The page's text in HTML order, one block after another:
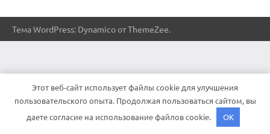
Тема WordPress: Dynamico от ThemeZee.
Этот веб-сайт использует файлы cookie для улучшения
пользовательского опыта. Продолжая пользоваться сайтом, вы
даете согласие на использование файлов cookie.
OK